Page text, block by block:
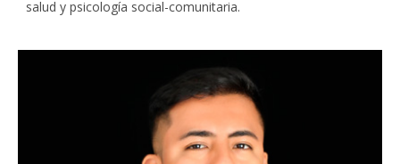
salud y psicología social-comunitaria.